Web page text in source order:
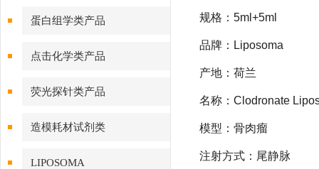
蛋白组学类产品
点击化学类产品
荧光探针类产品
造模耗材试剂类
LIPOSOMA
规格：5ml+5ml
品牌：Liposoma
产地：荷兰
名称：Clodronate
模型：骨肉瘤
注射方式：尾静脉